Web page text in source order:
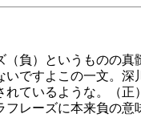
負）というものの
いですよこの一文。
れているような。（
レーズに本来負の意